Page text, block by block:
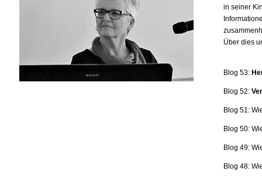
in seiner
Über dies
Blog 53:
Blog 52:
Blog 51:
Blog 50:
Blog 49:
Blog 48: